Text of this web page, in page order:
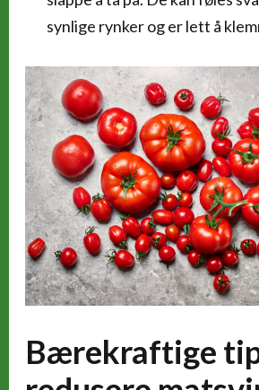
synlige rynker og er lett å
Bærekraftige